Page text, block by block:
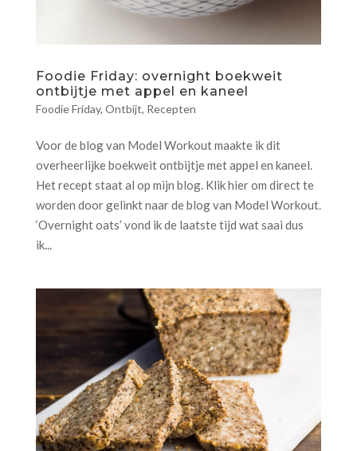
Foodie Friday: overnight boekweit
ontbijtje met appel en kaneel
Foodie Friday, Ontbijt, Recepten
Voor de blog van Model Workout maakte ik dit
overheerlijke boekweit ontbijtje met appel en kaneel.
Het recept staat al op mijn blog. Klik hier om direct te
worden door gelinkt naar de blog van Model Workout.
‘Overnight oats’ vond ik de laatste tijd wat saai dus
ik...